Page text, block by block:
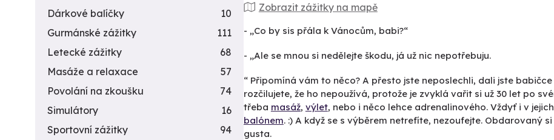
Zobrazit zážitky na mapě
- „Co by sis přála k Vánocům, babi?“
- „Ale se mnou si nedělejte škodu, já už nic nepotřebuju.
“ Připomíná vám to něco? A přesto jste neposlechli, dali jste
rozčilujete, že ho nepoužívá, protože je zvyklá vařit si už 30 let po
třeba masáž, výlet, nebo i něco lehce adrenalinového. Vždyť i v
balónem. :) A když se s výběrem netrefíte, nezoufejte. Obdarovaný
gusta.
Dárkové balíčky
10
Gurmánské zážitky
111
Letecké zážitky
68
Masáže a relaxace
57
Povolání na zkoušku
74
Simulátory
16
Sportovní zážitky
94